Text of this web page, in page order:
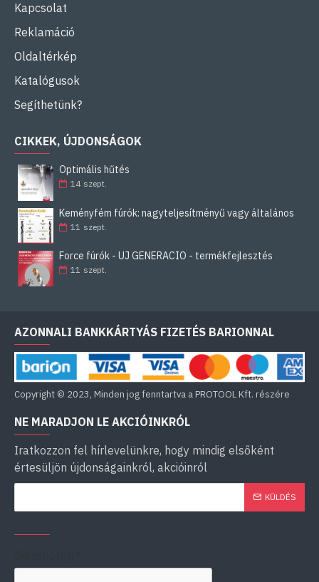
Kapcsolat
Reklamáció
Oldaltérkép
Katalógusok
Segíthetünk?
CIKKEK, ÚJDONSÁGOK
Optimális hűtés
14 szept.
Keményfém fúrók: nagyteljesítményű vagy általános
11 szept.
Force fúrók - ÚJ GENERÁCIÓ - termékfejlesztés
11 szept.
AZONNALI BANKKÁRTYÁS FIZETÉS BARIONNAL
Copyright © 2023, Minden jog fenntartva a PROTOOL Kft. részére
NE MARADJON LE AKCIÓINKRÓL
Iratkozzon fel hírlevelünkre, hogy mindig elsőként
értesüljön újdonságainkról, akcióinról
KÜLDÉS